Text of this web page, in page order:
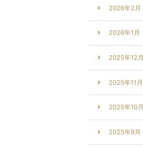
2026年2月
2026年1月
2025年12月
2025年11月
2025年10月
2025年9月